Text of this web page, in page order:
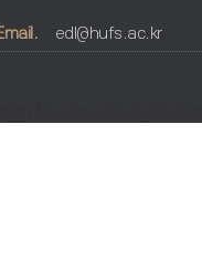
edl@hufs.ac.kr